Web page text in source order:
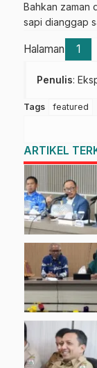
Bahkan zaman
sapi dianggap
Halaman 1
Penulis:
Tags featured
ARTIKEL